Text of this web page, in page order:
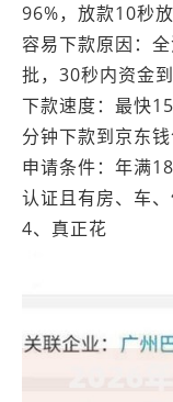
96%，放款10秒
容易下款原因：
批，30秒内资金
下款速度：最快
分钟下款到京东
申请条件：年满
认证且有房、车
4、真正花